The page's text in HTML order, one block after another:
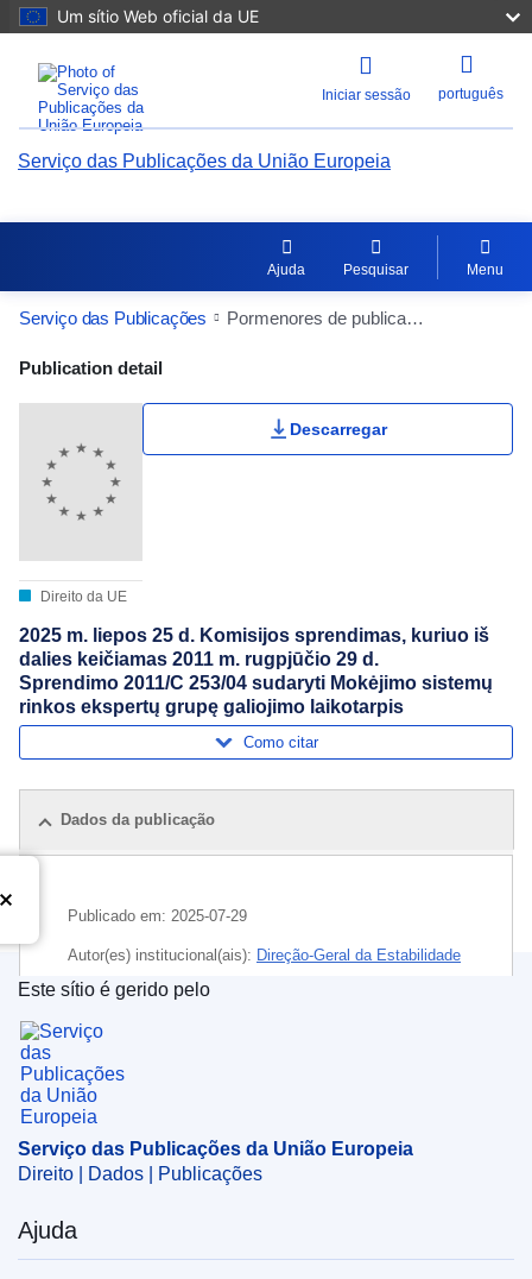
Um sítio Web oficial da UE
Iniciar sessão português
Serviço das Publicações da União Europeia
Ajuda Pesquisar Menu
Serviço das Publicações Pormenores de publicação
Publication Detail Actions Portlet
Publication detail
Direito da UE
Descarregar
2025 m. liepos 25 d. Komisijos sprendimas, kuriuo iš
dalies keičiamas 2011 m. rugpjūčio 29 d.
Sprendimo 2011/C 253/04 sudaryti Mokėjimo sistemų
rinkos ekspertų grupę galiojimo laikotarpis
Como citar
Dados da publicação
Publicado em: 2025-07-29
Autor(es) institucional(ais): Direção-Geral da Estabilidade
Financeira, dos Serviços Financeiros e da União dos
Europeia
Tema:
sistema de pagamento
CELEX : 32025D04118
OJ : C_202504118
Serviço das Publicações da União Europeia
Este sítio é gerido pelo
Serviço das Publicações da União Europeia
Direito | Dados | Publicações
Ajuda